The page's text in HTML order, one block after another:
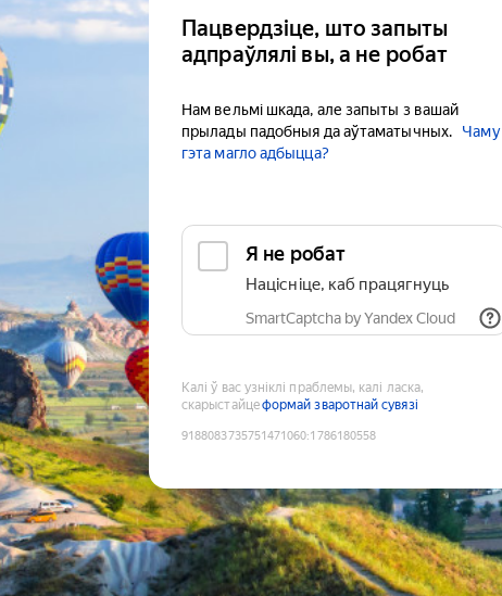
Пацвердзіце, што запыты
адпраўлялі вы, а не робат
Нам вельмі шкада, але запыты з вашай
прылады падобныя да аўтаматычных.
Чаму
гэта магло адбыцца?
Я не робат
Націсніце, каб працягнуць
SmartCaptcha by Yandex Cloud
Калі ў вас узніклі праблемы, калі ласка,
скарыстайцеформай зваротнай сувязі
9188083735751471060:1786180558